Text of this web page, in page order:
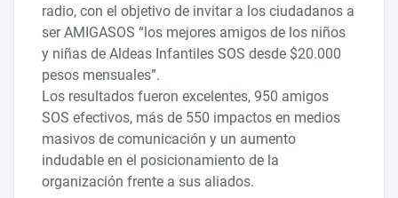
radio, con el objetivo de invitar a los ciudadanos a
ser AMIGASOS “los mejores amigos de los niños
y niñas de Aldeas Infantiles SOS desde $20.000
pesos mensuales”.
Los resultados fueron excelentes, 950 amigos
SOS efectivos, más de 550 impactos en medios
masivos de comunicación y un aumento
indudable en el posicionamiento de la
organización frente a sus aliados.